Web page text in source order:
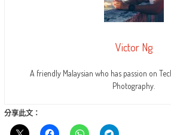
Victor Ng
A friendly Malaysian who has passion on
Photography.
分享此文：